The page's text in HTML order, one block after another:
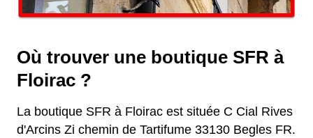
Où trouver une boutique SFR à
Floirac ?
La boutique SFR à Floirac est située C Cial Rives
d'Arcins Zi chemin de Tartifume 33130 Begles FR.